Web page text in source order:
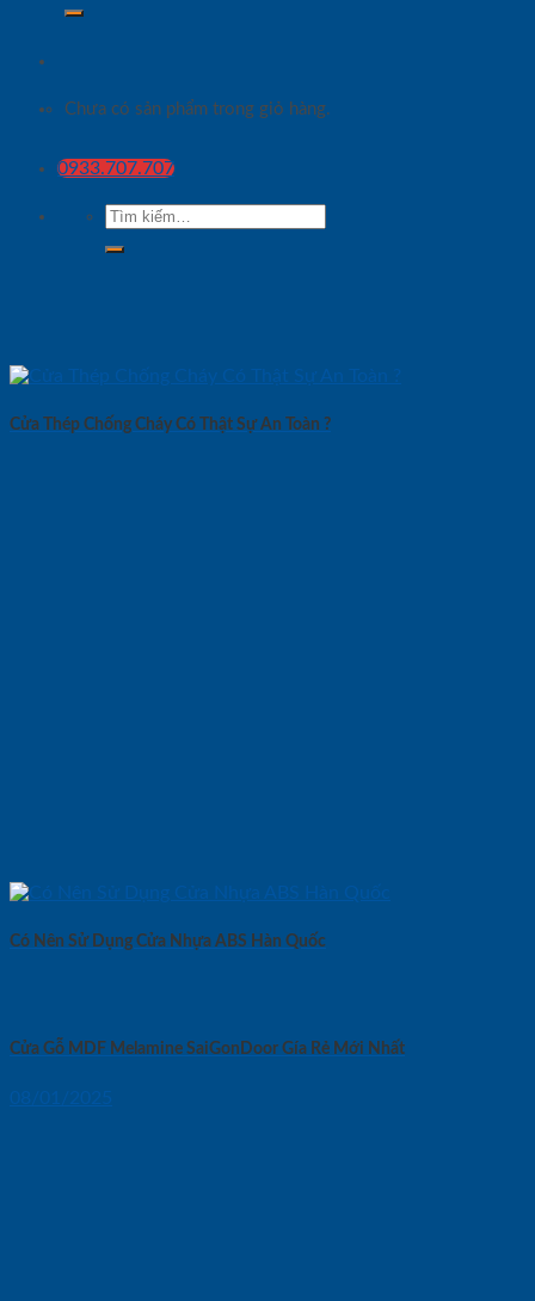
Chưa có sản phẩm trong giỏ hàng.
0933.707.707
Tìm
kiếm:
Cửa Thép Chống Cháy Có Thật Sự An Toàn ?
Có Nên Sử Dụng Cửa Nhựa ABS Hàn Quốc
Cửa Gỗ MDF Melamine SaiGonDoor Gía Rẻ Mới Nhất
08/01/2025